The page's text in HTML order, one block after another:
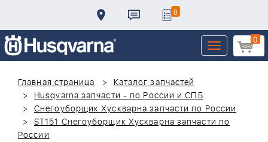
0
0
Toggle
navigation
Главная страница
Каталог запчастей
Husqvarna запчасти - по России и СПБ
Снегоуборщик Хускварна запчасти по России
ST151 Снегоуборщик Хускварна запчасти по
России